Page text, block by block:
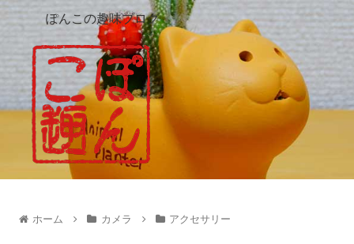
ぽんこの趣味ブログ
ホーム カメラ アクセサリー